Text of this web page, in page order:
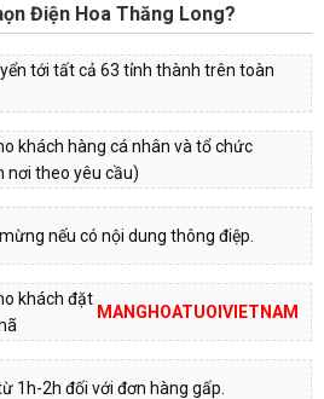
Điện Hoa Thăng Long?
tới tất cả 63 tỉnh thành trên toàn
khách hàng cá nhân và tổ chức
nơi theo yêu cầu)
nếu có nội dung thông điệp.
khách đặt
MANGHOATUOIVIETNAM
1h-2h đối với đơn hàng gấp.